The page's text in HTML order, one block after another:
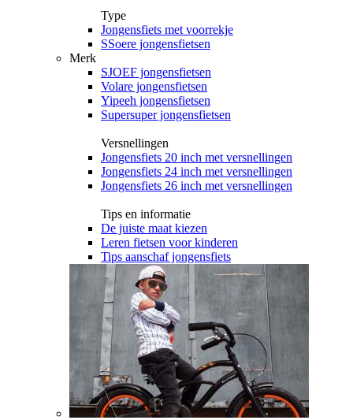
Type
Jongensfiets met voorrekje
SSoere jongensfietsen
Merk
SJOEF jongensfietsen
Volare jongensfietsen
Yipeeh jongensfietsen
Supersuper jongensfietsen
Versnellingen
Jongensfiets 20 inch met versnellingen
Jongensfiets 24 inch met versnellingen
Jongensfiets 26 inch met versnellingen
Tips en informatie
De juiste maat kiezen
Leren fietsen voor kinderen
Tips aanschaf jongensfiets